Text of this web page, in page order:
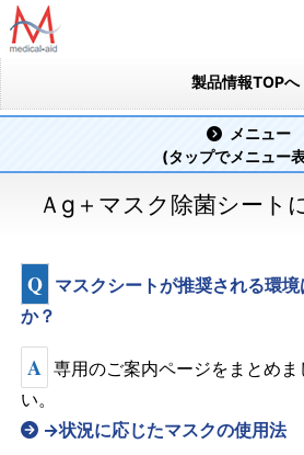
製品情報TOPへ
メニュー
(タップでメニュー
Ａg＋マスク除菌シート
Q
マスクシートが推奨される環
か？
A 専用のご案内ページをまとめま
い。
→状況に応じたマスクの使用法